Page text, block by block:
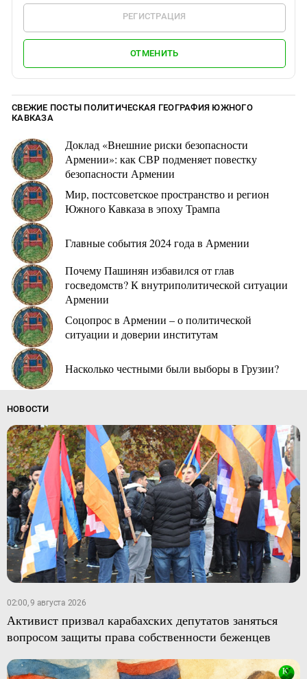
РЕГИСТРАЦИЯ
ОТМЕНИТЬ
СВЕЖИЕ ПОСТЫ ПОЛИТИЧЕСКАЯ ГЕОГРАФИЯ ЮЖНОГО
КАВКАЗА
Доклад «Внешние риски безопасности
Армении»: как СВР подменяет повестку
безопасности Армении
Мир, постсоветское пространство и регион
Южного Кавказа в эпоху Трампа
Главные события 2024 года в Армении
Почему Пашинян избавился от глав
госведомств? К внутриполитической ситуации
Армении
Соцопрос в Армении – о политической
ситуации и доверии институтам
Насколько честными были выборы в Грузии?
НОВОСТИ
02:00, 9 августа 2026
Активист призвал карабахских депутатов заняться
вопросом защиты права собственности беженцев